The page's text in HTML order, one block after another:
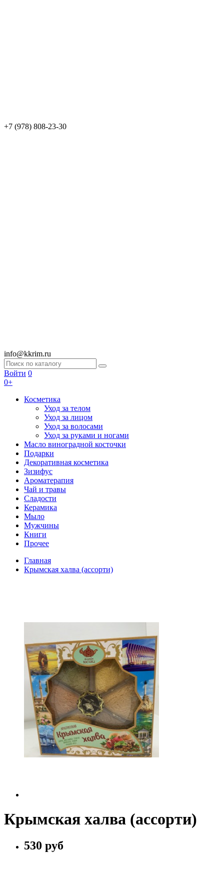
+7 (978) 808-23-30
info@kkrim.ru
Войти 0
0+
Косметика
Уход за телом
Уход за лицом
Уход за волосами
Уход за руками и ногами
Масло виноградной косточки
Подарки
Декоративная косметика
Зизифус
Ароматерапия
Чай и травы
Сладости
Керамика
Мыло
Мужчины
Книги
Прочее
Главная
Крымская халва (ассорти)
Крымская халва (ассорти)
530 руб